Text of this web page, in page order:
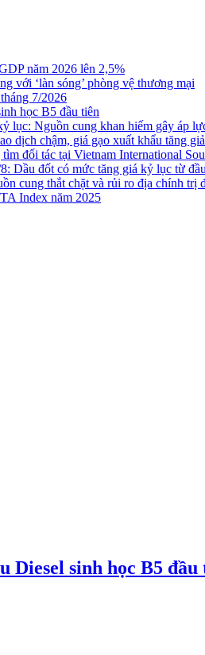
năm 2026 lên 2,5%
với ‘làn sóng’ phòng vệ thương mại
7/2026
học B5 đầu tiên
lục: Nguồn cung khan hiếm gây áp
dịch chậm, giá gạo xuất khẩu tăng
đối tác tại Vietnam International
Dầu đốt có mức tăng giá kỷ lục từ
cung thắt chặt và rủi ro địa chính trị
Index năm 2025
Diesel sinh học B5 đầu